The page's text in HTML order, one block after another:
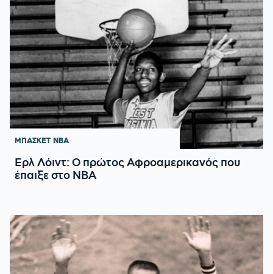
ΜΠΑΣΚΕΤ NBA
Ερλ Λόιντ: Ο πρώτος Αφροαμερικανός που
έπαιξε στο ΝΒΑ